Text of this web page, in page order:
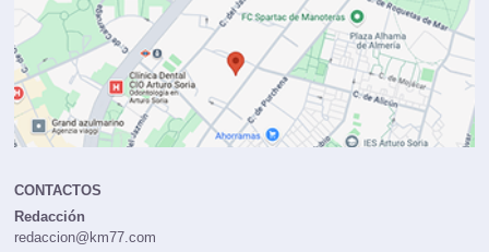
CONTACTOS
Redacción
redaccion@km77.com